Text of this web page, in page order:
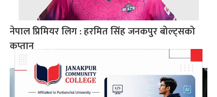
नेपाल प्रिमियर लिग : हरमित सिंह जनकपुर बोल्ट्सको
कप्तान